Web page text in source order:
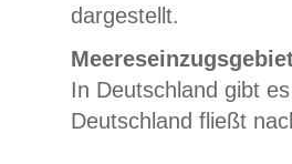
dargestellt.
In Deutschland gibt
Deutschland fließt